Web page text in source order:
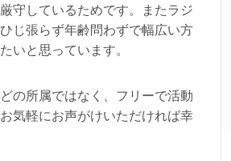
守しているためです。またラジ
じ張らず年齢問わずで幅広い方
いと思っています。
の所属ではなく、フリーで活動
気軽にお声がけいただければ幸